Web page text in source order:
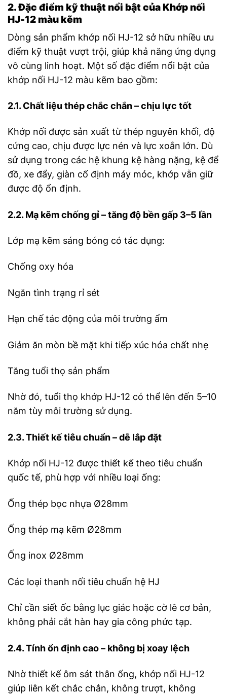
2. Đặc điểm kỹ thuật nổi bật của Khớp nối
HJ-12 màu kẽm
Dòng sản phẩm khớp nối HJ-12 sở hữu nhiều ưu
điểm kỹ thuật vượt trội, giúp khả năng ứng dụng
vô cùng linh hoạt. Một số đặc điểm nổi bật của
khớp nối HJ-12 màu kẽm bao gồm:
2.1. Chất liệu thép chắc chắn – chịu lực tốt
Khớp nối được sản xuất từ thép nguyên khối, độ
cứng cao, chịu được lực nén và lực xoắn lớn. Dù
sử dụng trong các hệ khung kệ hàng nặng, kệ để
đồ, xe đẩy, giàn cố định máy móc, khớp vẫn giữ
được độ ổn định.
2.2. Mạ kẽm chống gỉ – tăng độ bền gấp 3–5 lần
Lớp mạ kẽm sáng bóng có tác dụng:
Chống oxy hóa
Ngăn tình trạng rỉ sét
Hạn chế tác động của môi trường ẩm
Giảm ăn mòn bề mặt khi tiếp xúc hóa chất nhẹ
Tăng tuổi thọ sản phẩm
Nhờ đó, tuổi thọ khớp HJ-12 có thể lên đến 5–10
năm tùy môi trường sử dụng.
2.3. Thiết kế tiêu chuẩn – dễ lắp đặt
Khớp nối HJ-12 được thiết kế theo tiêu chuẩn
quốc tế, phù hợp với nhiều loại ống:
Ống thép bọc nhựa Ø28mm
Ống thép mạ kẽm Ø28mm
Ống inox Ø28mm
Các loại thanh nối tiêu chuẩn hệ HJ
Chỉ cần siết ốc bằng lục giác hoặc cờ lê cơ bản,
không phải cắt hàn hay gia công phức tạp.
2.4. Tính ổn định cao – không bị xoay lệch
Nhờ thiết kế ôm sát thân ống, khớp nối HJ-12
giúp liên kết chắc chắn, không trượt, không